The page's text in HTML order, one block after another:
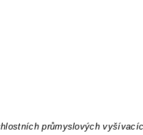
průmyslových